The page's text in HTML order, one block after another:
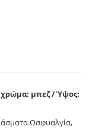
χρώμα: μπεζ / Ύψος: